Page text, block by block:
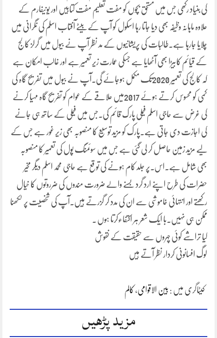
کی بنیاد رکھی جس میں مستحق بچوں کو مفت تعلیم مفت کتابیں اور یونیفارم کے
علاوہ ماہانہ وظیفہ بھی دیا جاتا رہا اسکول کو آپ کے بیٹے آفتاب اسلم کی نگرانی میں
چلایا جارہا ہے۔طالبات کی پریشانیوں کے مد نظر آپ نے بیول میں گرلز کالج
کے قیائم کابیڑا بھی آٹھایا ہے جسکی عمارت زیر تعمیر ہے اور غالب امکان ہے
کہ کالج کی تعمیر 2020تک مکمل ہوجائے گی۔آپ نے بیول میں تفریح گاہ کی
کمی کو محسوس کرتے ہوئے 2017میں علاقے کے عوام کو تفریح گاہ مہیا کرنے
کی غرض سے حاجی اسلم فیملی پارک قائم کی۔جس میں فیملی کے ساتھ ہی جانے
کی اجازت دی جاتی ہے۔پارک کو مزید توسیع کا منصوبہ بھی زیر غور ہے جس کے
لیے مزید زمین حاصل کر لی گئی ہے جس میں سوئمنگ پول کی تعمیر کا منصوبہ
بھی شامل ہے۔اس۔پر جلد کام ہونے کی توقع ہے حاجی محمد اسلم دیگر مخیر
حضرات کی طرح اپنے ارد گرد بسنے والے ضرورت مندوں کی ضرروتوں کا خیال
رکھتے اور انتہائی خاموشی سے ان کی مدد کر گزرتے ہیں۔آپ کی شخصیت پر لکھنا
ممکن ہی نہیں۔با ایک شعر ہر اکتفاءکرتا ہوں ۔
کیا تراشے کوئی چہروں سے حقیقت کے نقوش
لوگ افسانونی کردار نظر آتے ہیں
کیٹاگری میں : بین الاقوامی، کالم
مزید پڑھیں